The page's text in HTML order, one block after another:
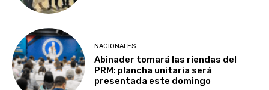
NACIONALES
Abinader tomará las riendas del
PRM: plancha unitaria será
presentada este domingo